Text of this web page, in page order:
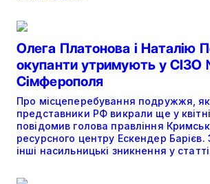
Олега Платонова і Наталію
окупанти утримують у
Сімферополя
Про місцеперебування подружжя,
представники РФ викрали ще у
повідомив голова правління
ресурсного центру Ескендер
інші насильницькі зникнення у